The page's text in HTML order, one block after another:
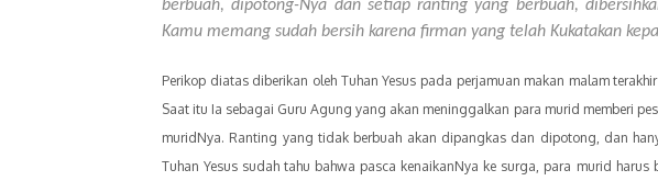
berbuah, dipotong-Nya dan setiap ranting yang berbuah,
Kamu memang sudah bersih karena firman yang telah Kukatakan
Perikop diatas diberikan oleh Tuhan Yesus pada perjamuan makan malam
Saat itu Ia sebagai Guru Agung yang akan meninggalkan para murid memberi
muridNya. Ranting yang tidak berbuah akan dipangkas dan dipotong, dan
Tuhan Yesus sudah tahu bahwa pasca kenaikanNya ke surga, para murid